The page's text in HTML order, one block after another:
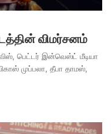
விமர்சனம்
பெட்டர் இன்வெஸ்ட் மீடியா
முப்பலா, தீபா தாமஸ்,